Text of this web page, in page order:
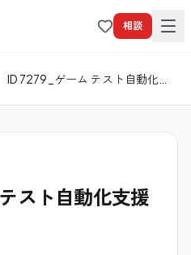
相談
ID 7279_ゲーム テスト自動化支
スト自動化支援